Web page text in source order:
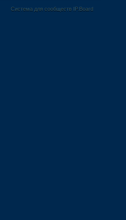
Система для сообществ IP.Board